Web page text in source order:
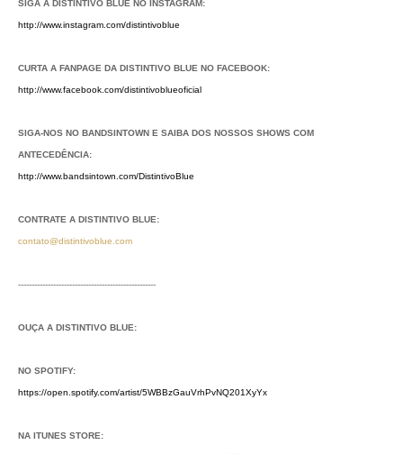
SIGA A DISTINTIVO BLUE NO INSTAGRAM:
http://www.instagram.com/distintivoblue
CURTA A FANPAGE DA DISTINTIVO BLUE NO FACEBOOK:
http://www.facebook.com/distintivoblueoficial
SIGA-NOS NO BANDSINTOWN E SAIBA DOS NOSSOS SHOWS COM
ANTECEDÊNCIA:
http://www.bandsintown.com/DistintivoBlue
CONTRATE A DISTINTIVO BLUE:
contato@distintivoblue.com
---------------------------------------------------
OUÇA A DISTINTIVO BLUE:
NO SPOTIFY:
https://open.spotify.com/artist/5WBBzGauVrhPvNQ201XyYx
NA ITUNES STORE: